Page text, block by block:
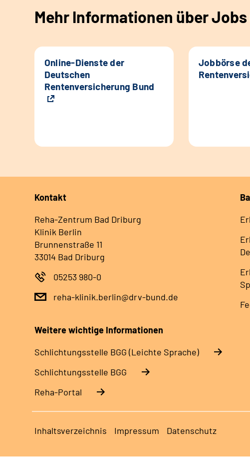
Mehr Informationen über
Online-Dienste der
Deutschen
Rentenversicherung Bund
Jobbörse
Kontakt
Reha-Zentrum Bad Driburg
Klinik Berlin
Brunnenstraße 11
33014 Bad Driburg
05253 980-0
reha-klinik.berlin@drv-bund.de
Weitere wichtige Informationen
Schlich­tungs­stel­le BGG (Leichte Sprache)
Schlich­tungs­stel­le BGG
Reha-Portal
Inhaltsverzeichnis Impressum Datenschutz